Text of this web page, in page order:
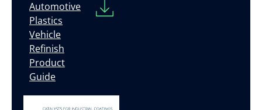
Automotive
Plastics
Vehicle
Refinish
Product
Guide